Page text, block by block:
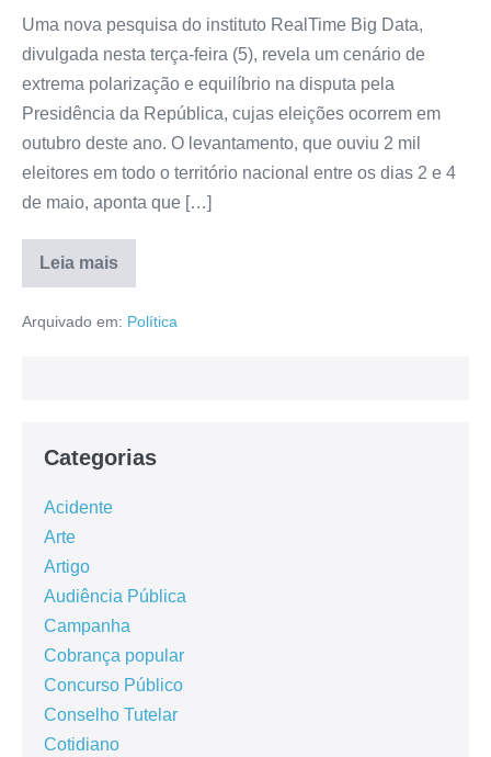
Uma nova pesquisa do instituto RealTime Big Data,
divulgada nesta terça-feira (5), revela um cenário de
extrema polarização e equilíbrio na disputa pela
Presidência da República, cujas eleições ocorrem em
outubro deste ano. O levantamento, que ouviu 2 mil
eleitores em todo o território nacional entre os dias 2 e 4
de maio, aponta que […]
Leia mais
Arquivado em: Política
Categorias
Acidente
Arte
Artigo
Audiência Pública
Campanha
Cobrança popular
Concurso Público
Conselho Tutelar
Cotidiano